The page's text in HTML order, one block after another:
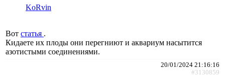
KoRvin
Вот статья .
Кидаете их плоды они перегниют и аквариум насытится
азотистыми соединениями.
20/01/2024 21:16:16
#3130859